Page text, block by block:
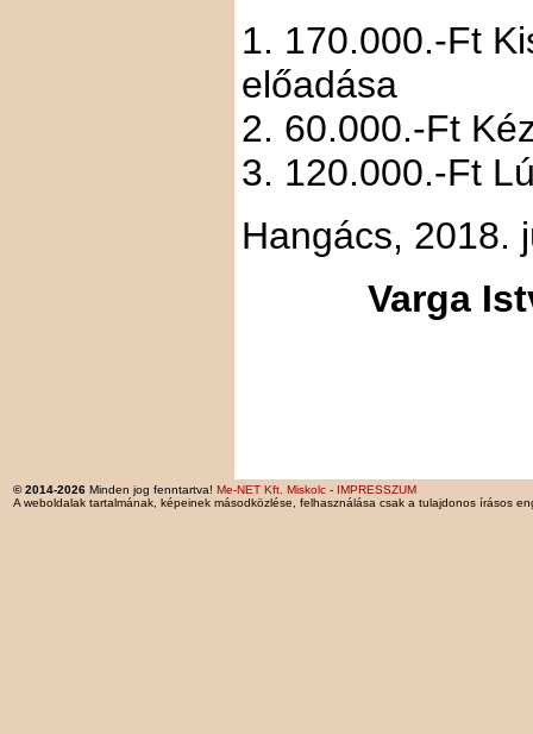
1. 170.000.-Ft
előadása
2. 60.000.-Ft
3. 120.000.-Ft
Hangács, 2018.
Varga
© 2014-2026 Minden jog fenntartva! Me-NET Kft. Miskolc - IMPRESSZUM
A weboldalak tartalmának, képeinek másodközlése, felhasználása csak a tulajdonos írásos